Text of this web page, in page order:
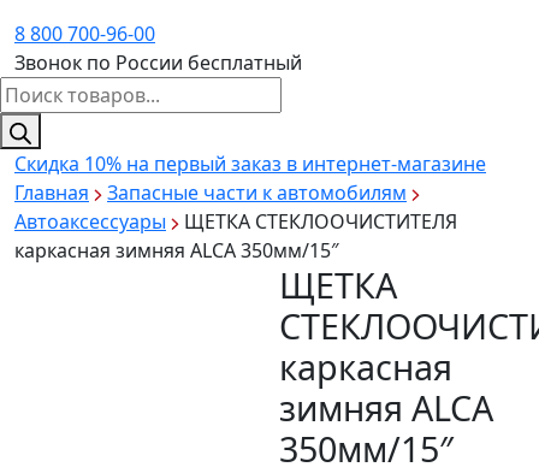
8 800 700-96-00
Звонок по России бесплатный
Поиск
товаров
Скидка 10% на первый заказ в интернет-магазине
Главная
Запасные части к автомобилям
Автоаксессуары
ЩЕТКА СТЕКЛООЧИСТИТЕЛЯ
каркасная зимняя ALCA 350мм/15″
ЩЕТКА
каркасная
зимняя ALCA
350мм/15″